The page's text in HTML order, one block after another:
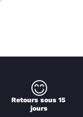
Retours sous 15
jours